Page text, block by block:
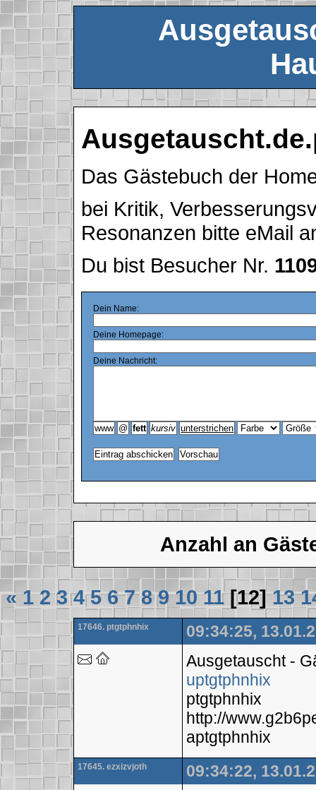
Das Gästebuch der
bei Kritik,
Resonanzen bitte eMail
Du bist Besucher Nr.
Dein Name:
Deine Homepage:
Deine Nachricht:
Anzahl an
« 1 2 3 4 5 6 7 8 9 10 11[12]13
17646. ptgtphnhix
09:34:25,
Ausgetauscht -
uptgtphnhix
ptgtphnhix
http://
aptgtphnhix
17645. ezxizvjoth
09:34:22,